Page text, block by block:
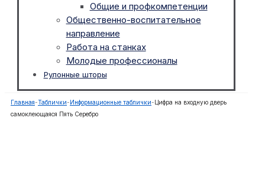
Общие и профкомпетенции
Общественно-воспитательное
направление
Работа на станках
Молодые профессионалы
Рулонные шторы
Главная-Таблички- Информационные таблички- Цифра на входную дверь
самоклеющаяся Пять Серебро